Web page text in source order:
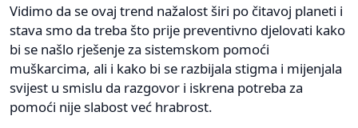
Vidimo da se ovaj trend nažalost širi po čitavoj planeti i
stava smo da treba što prije preventivno djelovati kako
bi se našlo rješenje za sistemskom pomoći
muškarcima, ali i kako bi se razbijala stigma i mijenjala
svijest u smislu da razgovor i iskrena potreba za
pomoći nije slabost već hrabrost.